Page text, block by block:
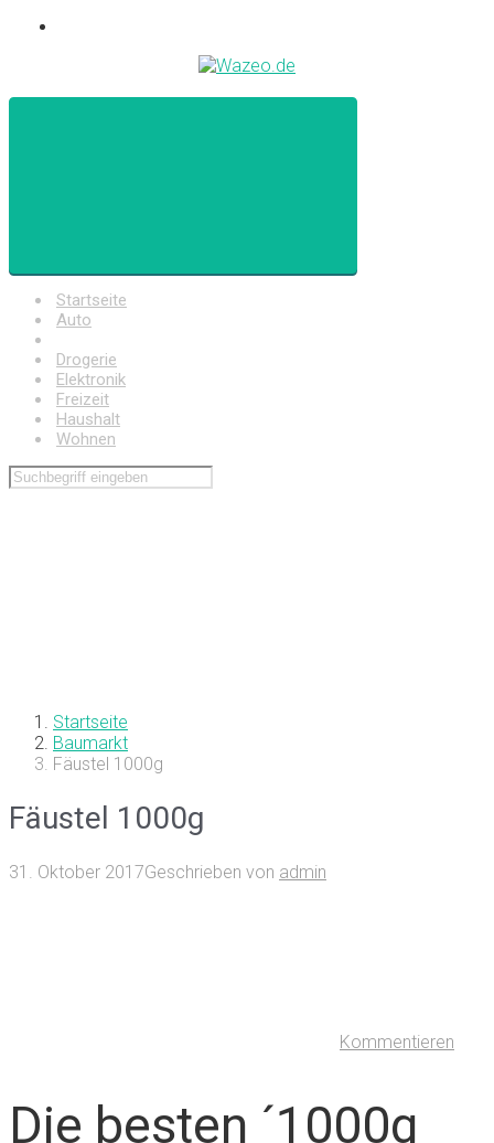
Startseite
Auto
Drogerie
Elektronik
Freizeit
Haushalt
Wohnen
Startseite
Baumarkt
Fäustel 1000g
Fäustel 1000g
31. Oktober 2017Geschrieben von admin
Kommentieren
Die besten ´1000g